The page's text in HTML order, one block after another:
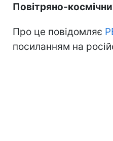
Повітряно-
Про це повідомляє
посиланням на